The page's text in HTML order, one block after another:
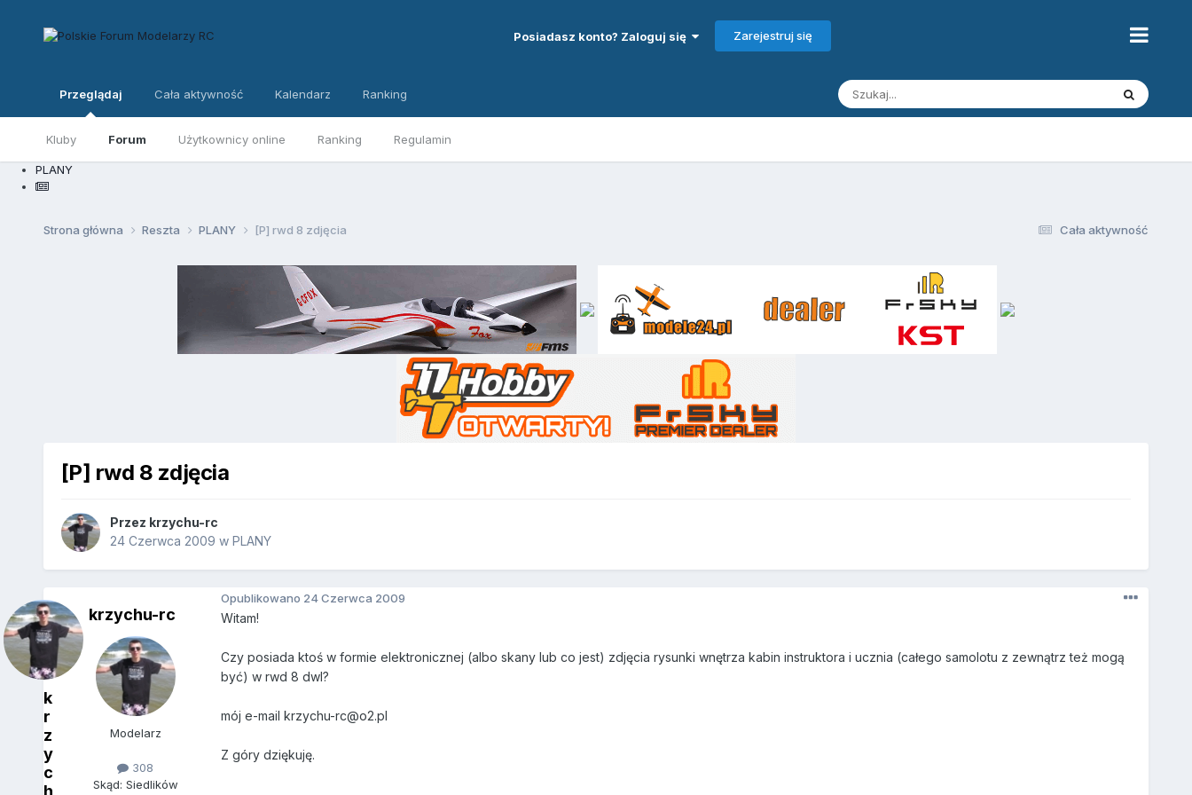
Posiadasz konto? Zaloguj się Zarejestruj się
Przeglądaj
Kluby Forum Użytkownicy online Ranking Regulamin
Cała aktywność Kalendarz Ranking
PLANY
Cała aktywność
Strona główna Reszta PLANY [P] rwd 8 zdjęcia
[P] rwd 8 zdjęcia
Przez krzychu-rc
24 Czerwca 2009 w PLANY
k
r
z
y
c
h
krzychu-rc
Modelarz
308
Skąd: Siedlików
Opublikowano 24 Czerwca 2009
Witam!
Czy posiada ktoś w formie elektronicznej (albo skany lub co jest) zdjęcia rysunki wnętrza kabin instruktora i ucznia (całego samolotu z zewnątrz też mogą
być) w rwd 8 dwl?
mój e-mail krzychu-rc@o2.pl
Z góry dziękuję.